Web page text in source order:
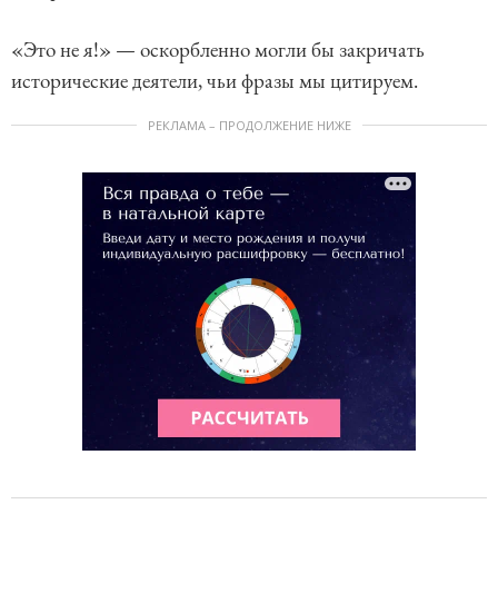
«Это не я!» — оскорбленно могли бы закричать
исторические деятели, чьи фразы мы цитируем.
РЕКЛАМА – ПРОДОЛЖЕНИЕ НИЖЕ